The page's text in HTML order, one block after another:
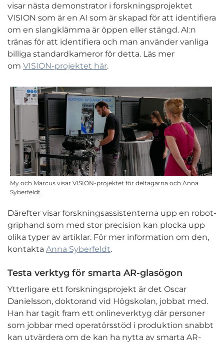
visar nästa demonstrator i forskningsprojektet
VISION som är en AI som är skapad för att identifiera
om en slangklämma är öppen eller stängd. AI:n
tränas för att identifiera och man använder vanliga
billiga standardkameror för detta. Läs mer
om VISION-projektet här.
My och Marcus visar VISION-projektet för deltagarna och Anna
Syberfeldt.
Därefter visar forskningsassistenterna upp en robot-
griphand som med stor precision kan plocka upp
olika typer av artiklar. För mer information om den,
kontakta Anna Syberfeldt.
Testa verktyg för smarta AR-glasögon
Ytterligare ett forskningsprojekt är det Oscar
Danielsson, doktorand vid Högskolan, jobbat med.
Han har tagit fram ett onlineverktyg där personer
som jobbar med operatörsstöd i produktion snabbt
kan utvärdera om de kan ha nytta av smarta AR-